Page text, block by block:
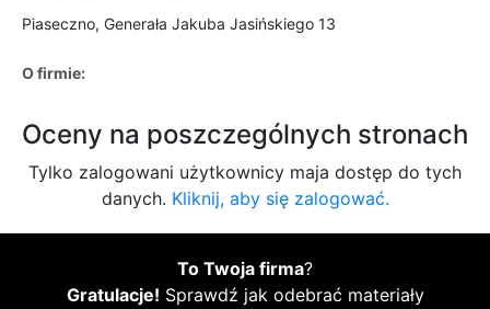
Piaseczno, Generała Jakuba Jasińskiego 13
O firmie:
Oceny na poszczególnych stronach
Tylko zalogowani użytkownicy maja dostęp do tych
danych. Kliknij, aby się zalogować.
To Twoja firma?
Gratulacje! Sprawdź jak odebrać materiały